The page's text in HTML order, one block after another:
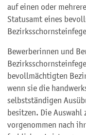
auf einen oder
Statusamt eines
Bewerberinnen und
bevollmächtigten
wenn sie die
selbstständigen
besitzen. Die Auswahl
vorgenommen nach